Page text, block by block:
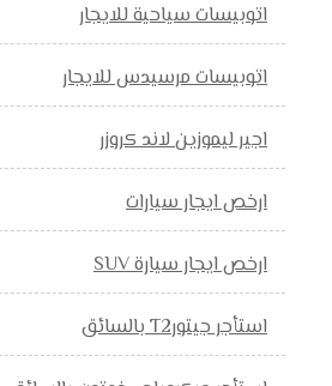
اتوبيسات سياحية للايجار
اتوبيسات مرسيدس للايجار
اجير ليموزين لاند كروزر
ارخص ايجار سيارات
ارخص ايجار سيارة SUV
استأجر جيتورT2 بالسائق